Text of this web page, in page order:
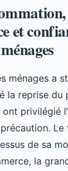
et
ménages a
la reprise du
ont privilégié
Le
de sa
la